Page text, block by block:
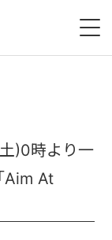
)0時より一
Aim At